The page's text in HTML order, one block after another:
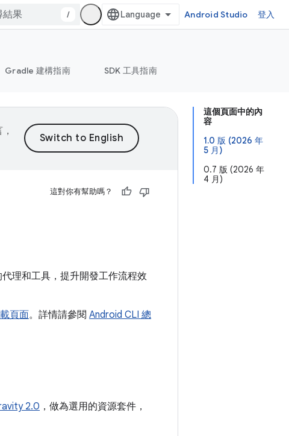
/ Android Studio 登入
Gradle 建構指南 SDK 工具指南
這個頁面中的內
容
1.0 版 (2026 年
5 月)
0.7 版 (2026 年
4 月)
這對你有幫助嗎？
理和工具，提升開發工作流程效
頁面。詳情請參閱 Android CLI 總
2.0 ，做為選用的資源套件，